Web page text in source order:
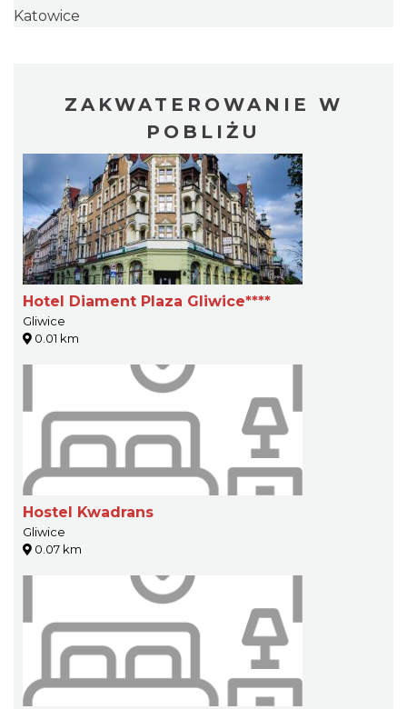
Katowice
ZAKWATEROWANIE W
POBLIŻU
Hotel Diament Plaza Gliwice****
Gliwice
0.01 km
Hostel Kwadrans
Gliwice
0.07 km